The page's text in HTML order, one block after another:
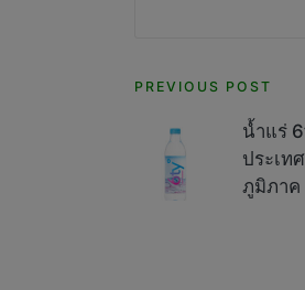
Post
PREVIOUS POST
น้ำแร่
ประเท
ภูมิภาค